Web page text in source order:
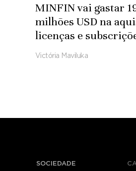
MINFIN vai gastar
milhões USD na
licenças e
Microsoft
Victória Maviluka
SOCIEDADE